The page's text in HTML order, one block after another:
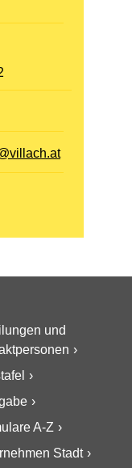
und
A-Z
Stadt